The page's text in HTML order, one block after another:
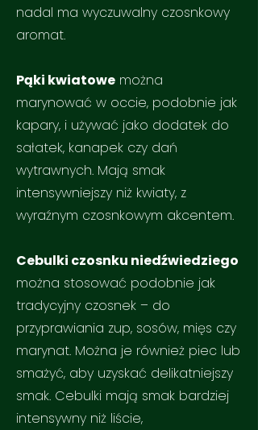
nadal ma wyczuwalny czosnkowy
aromat.
Pąki kwiatowe można
marynować w occie, podobnie jak
kapary, i używać jako dodatek do
sałatek, kanapek czy dań
wytrawnych. Mają smak
intensywniejszy niż kwiaty, z
wyraźnym czosnkowym akcentem.
Cebulki czosnku niedźwiedziego
można stosować podobnie jak
tradycyjny czosnek – do
przyprawiania zup, sosów, mięs czy
marynat. Można je również piec lub
smażyć, aby uzyskać delikatniejszy
smak. Cebulki mają smak bardziej
intensywny niż liście,